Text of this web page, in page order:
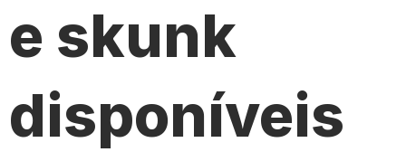
e skunk
disponíveis